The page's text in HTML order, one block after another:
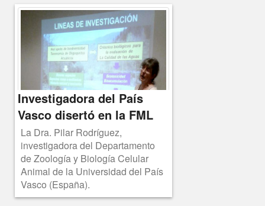
Investigadora del País
Vasco disertó en la FML
La Dra. Pilar Rodríguez,
investigadora del Departamento
de Zoología y Biología Celular
Animal de la Universidad del País
Vasco (España).